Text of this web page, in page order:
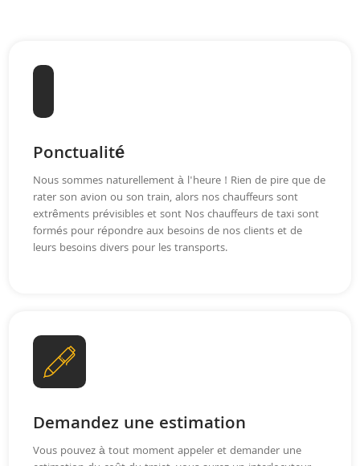
Ponctualité
Nous sommes naturellement à l'heure ! Rien de pire que de
rater son avion ou son train, alors nos chauffeurs sont
extrêments prévisibles et sont Nos chauffeurs de taxi sont
formés pour répondre aux besoins de nos clients et de
leurs besoins divers pour les transports.
Demandez une estimation
Vous pouvez à tout moment appeler et demander une